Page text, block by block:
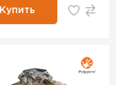
Купить